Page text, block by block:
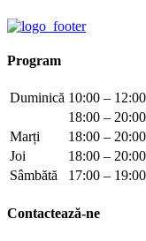
Program
Duminică 10:00 – 12:00
18:00 – 20:00
Marți
18:00 – 20:00
Joi
18:00 – 20:00
Sâmbătă
17:00 –
Contactează-ne